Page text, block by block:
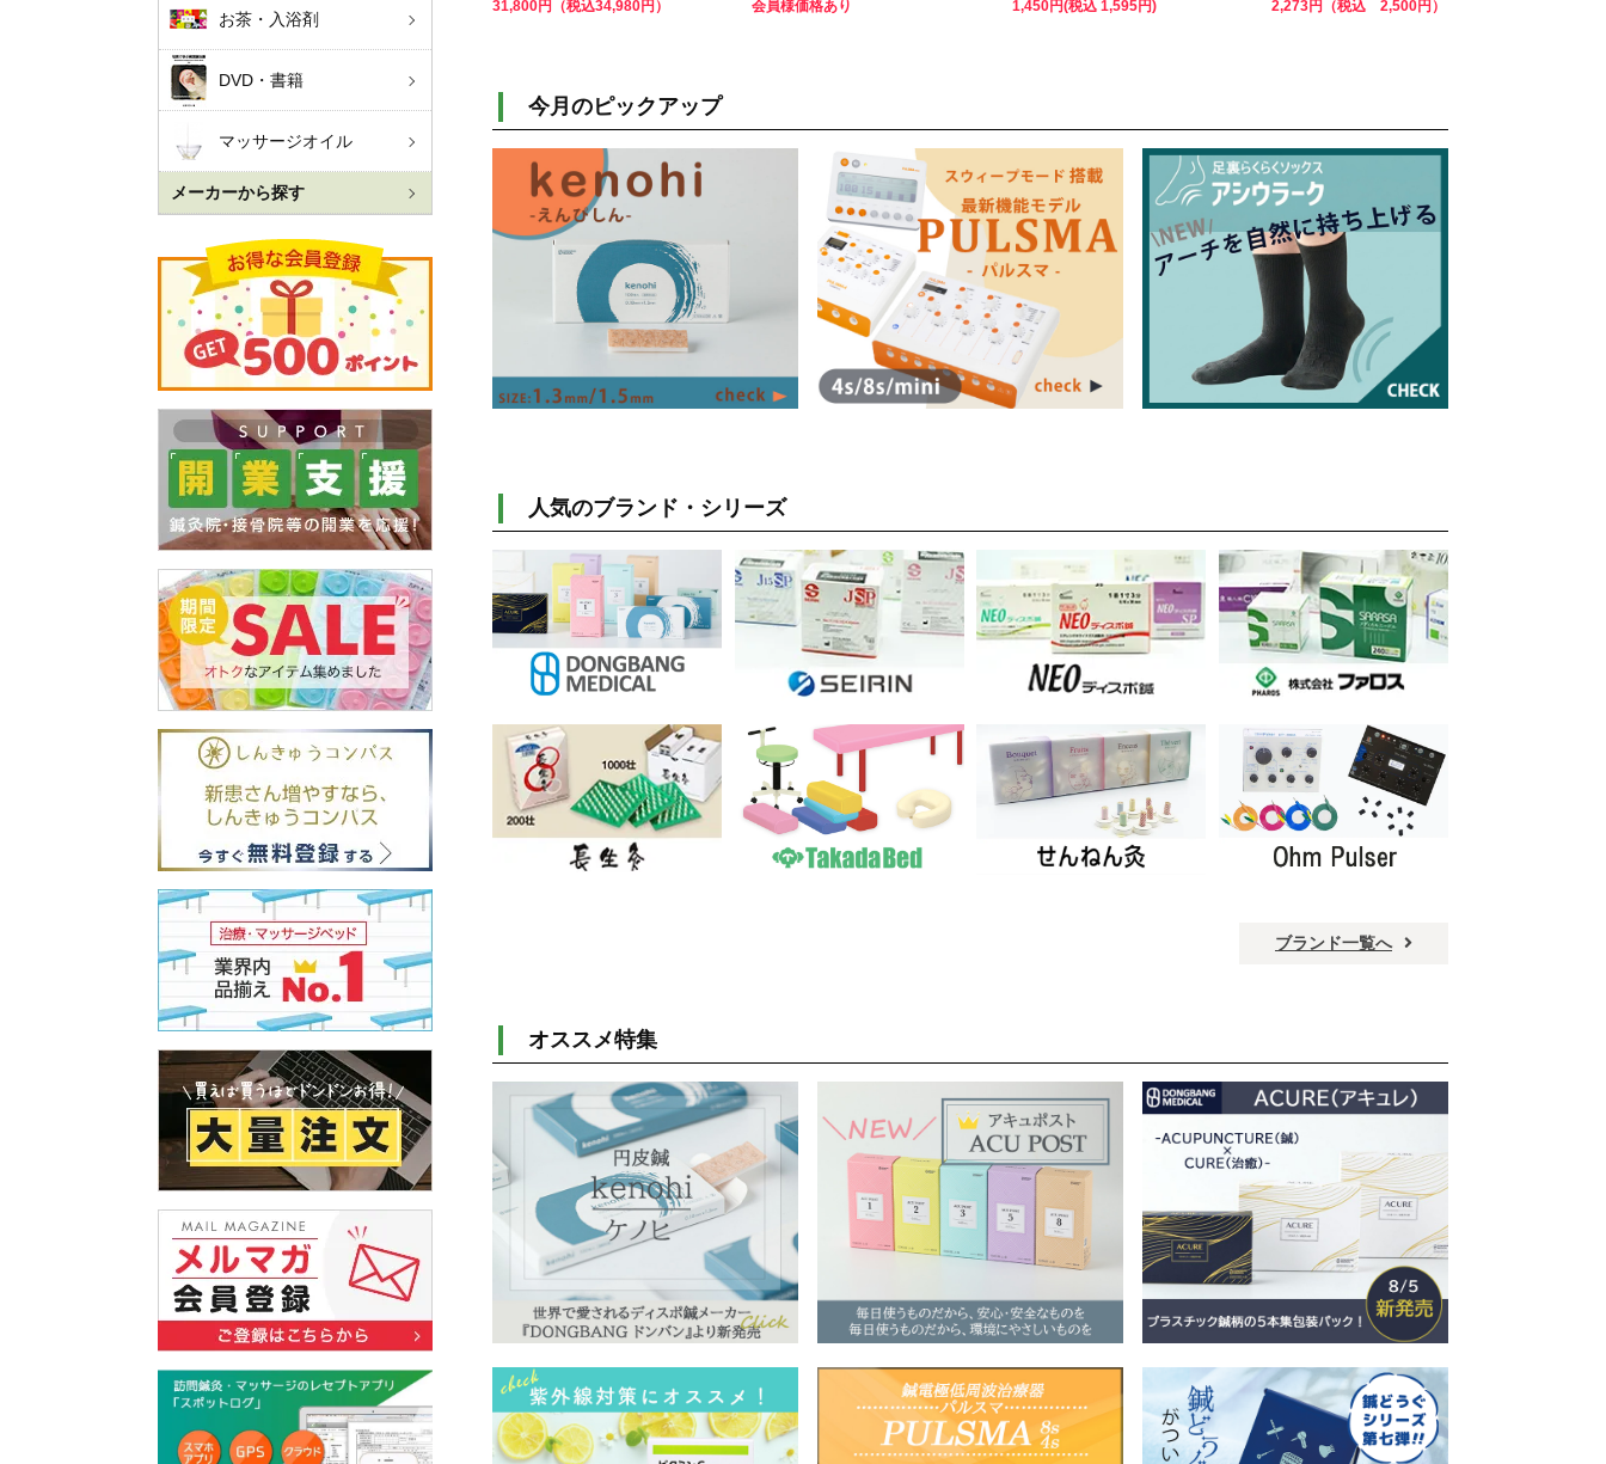
お茶・入浴剤
DVD・書籍
マッサージオイル
メーカーから探す
NECKLACE 磁気ネッ
31,800円（税込34,980円） 会員様価格あり
上まとめ買い特価！
1,450円(税込 1,595円)
り）【TW】
2,273円（税込 2,500円）
今月のピックアップ
人気のブランド・シリーズ
ブランド一覧へ
オススメ特集